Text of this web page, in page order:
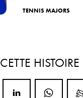
TENNIS MAJORS
CETTE HISTOIRE